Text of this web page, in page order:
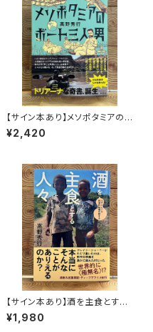
【サイン本あり】メソポタミアの
ボート三人男
¥2,420
【サイン本あり】酒を主食とする
人々 エチオピアの科学的秘境
を旅する
¥1,980